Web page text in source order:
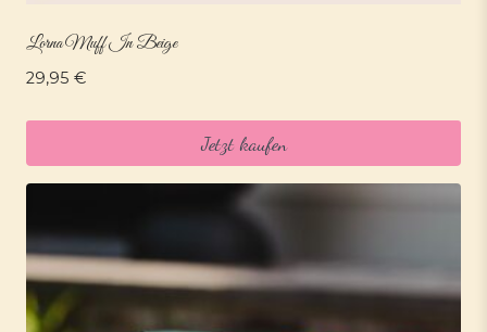
Lorna Muff In Beige
29,95 €
Jetzt kaufen